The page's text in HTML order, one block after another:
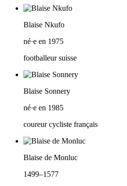
Blaise Nkufo
né·e en 1975
footballeur suisse
Blaise Sonnery
né·e en 1985
coureur cycliste français
Blaise de Monluc
1499–1577